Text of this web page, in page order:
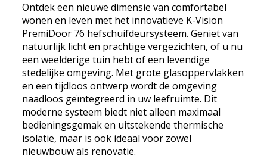
Ontdek een nieuwe dimensie van comfortabel
wonen en leven met het innovatieve K-Vision
PremiDoor 76 hefschuifdeursysteem. Geniet van
natuurlijk licht en prachtige vergezichten, of u nu
een weelderige tuin hebt of een levendige
stedelijke omgeving. Met grote glasoppervlakken
en een tijdloos ontwerp wordt de omgeving
naadloos geïntegreerd in uw leefruimte. Dit
moderne systeem biedt niet alleen maximaal
bedieningsgemak en uitstekende thermische
isolatie, maar is ook ideaal voor zowel
nieuwbouw als renovatie.